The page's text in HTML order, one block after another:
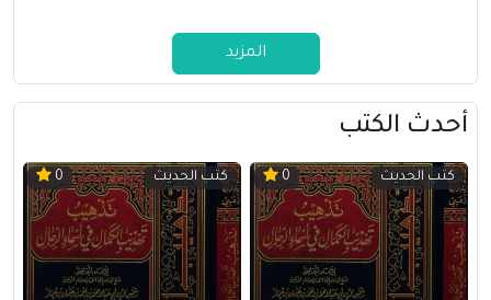
المزيد
أحدث الكتب
كتب الحديث 0 كتب الحديث 0